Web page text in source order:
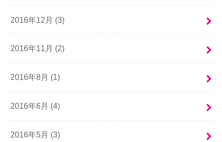
2016年12月 (3)
2016年11月 (2)
2016年8月 (1)
2016年6月 (4)
2016年5月 (3)